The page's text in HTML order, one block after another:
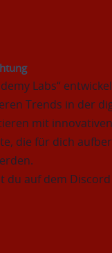
Labs“
Trends in der
mit
die für dich
du auf dem